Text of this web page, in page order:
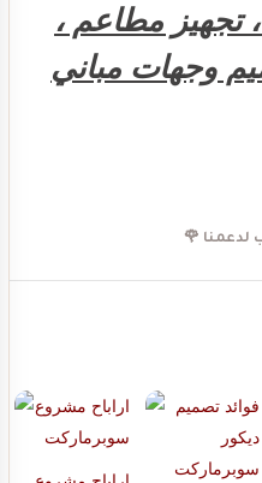
تجهيز مطاعم ،
وجهات مباني
🌹